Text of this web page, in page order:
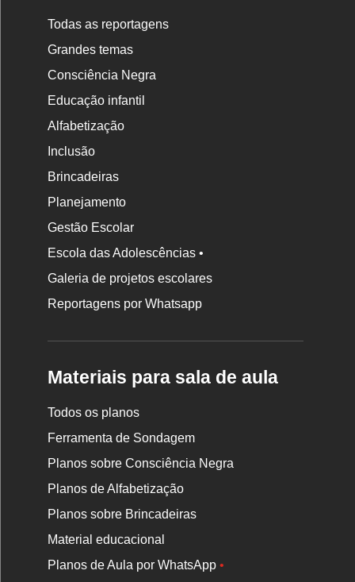
Todas as reportagens
Grandes temas
Consciência Negra
Educação infantil
Alfabetização
Inclusão
Brincadeiras
Planejamento
Gestão Escolar
Escola das Adolescências •
Galeria de projetos escolares
Reportagens por Whatsapp
Materiais para sala de aula
Todos os planos
Ferramenta de Sondagem
Planos sobre Consciência Negra
Planos de Alfabetização
Planos sobre Brincadeiras
Material educacional
Planos de Aula por WhatsApp•